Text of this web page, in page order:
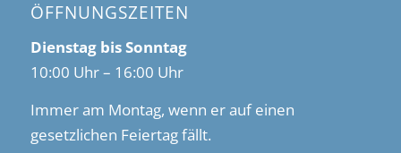
ÖFFNUNGSZEITEN
Dienstag bis Sonntag
10:00 Uhr – 16:00 Uhr
Immer am Montag, wenn er auf einen
gesetzlichen Feiertag fällt.